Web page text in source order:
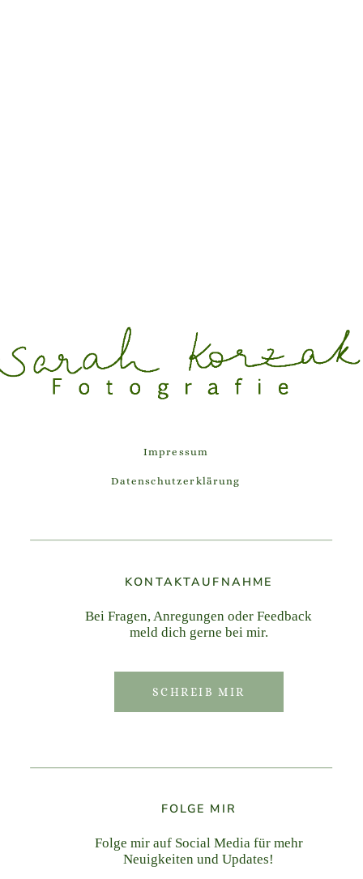
KONTAKTAUFNAHME
FOLGE MIR
Bei Fragen, Anregungen oder Feedback
meld dich gerne bei mir.
Folge mir auf Social Media für mehr
Neuigkeiten und Updates!
Impressum
Datenschutzerklärung
SCHREIB MIR